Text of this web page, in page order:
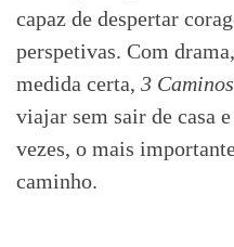
capaz de despertar
perspetivas. Com
medida certa, 3 Caminos
viajar sem sair de casa
vezes, o mais
caminho.